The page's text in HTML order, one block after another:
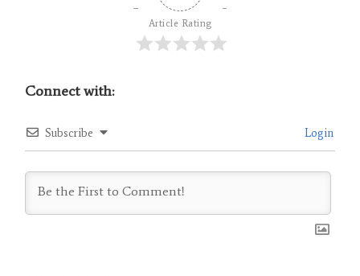
Article Rating
Connect with:
Subscribe Login